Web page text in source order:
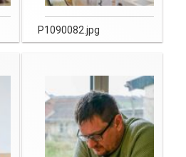
P1090082.jpg